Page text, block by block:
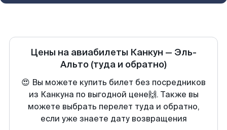
Цены на авиабилеты Канкун — Эль-
Альто (туда и обратно)
😍 Вы можете купить билет без посредников
из Канкуна по выгодной цене🙌. Также вы
можете выбрать перелет туда и обратно,
если уже знаете дату возвращения